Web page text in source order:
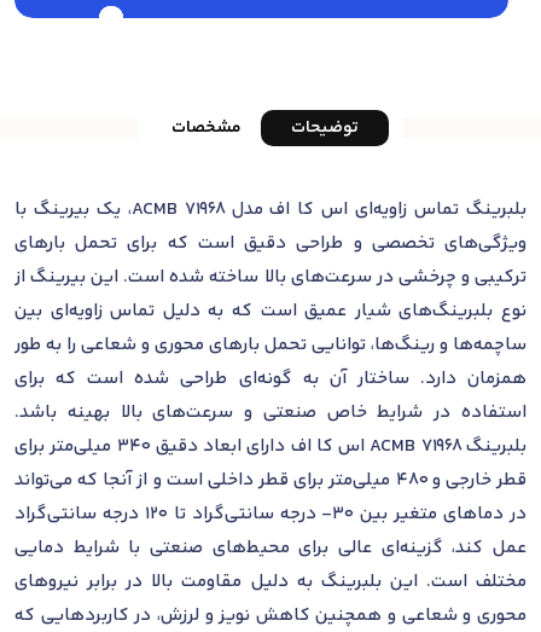
توضیحات مشخصات
بلبرینگ تماس زاویه‌ای اس کا اف مدل 71968 ACMB، یک بیرینگ با
ویژگی‌های تخصصی و طراحی دقیق است که برای تحمل بارهای
ترکیبی و چرخشی در سرعت‌های بالا ساخته شده است. این بیرینگ از
نوع بلبرینگ‌های شیار عمیق است که به دلیل تماس زاویه‌ای بین
ساچمه‌ها و رینگ‌ها، توانایی تحمل بارهای محوری و شعاعی را به طور
همزمان دارد. ساختار آن به گونه‌ای طراحی شده است که برای
استفاده در شرایط خاص صنعتی و سرعت‌های بالا بهینه باشد.
بلبرینگ 71968 ACMB اس کا اف دارای ابعاد دقیق 340 میلی‌متر برای
قطر خارجی و 480 میلی‌متر برای قطر داخلی است و از آنجا که می‌تواند
در دماهای متغیر بین 30- درجه سانتی‌گراد تا 120 درجه سانتی‌گراد
عمل کند، گزینه‌ای عالی برای محیط‌های صنعتی با شرایط دمایی
مختلف است. این بلبرینگ به دلیل مقاومت بالا در برابر نیروهای
محوری و شعاعی و همچنین کاهش نویز و لرزش، در کاربردهایی که